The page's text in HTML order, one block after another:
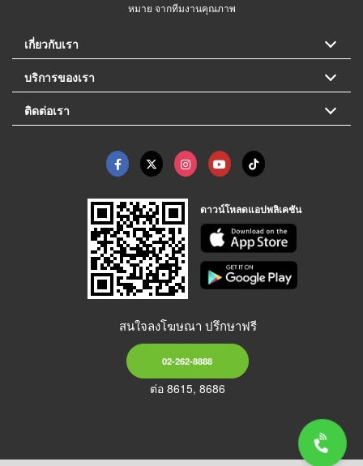
หมาย จากทีมงานคุณภาพ
เกี่ยวกับเรา
บริการของเรา
ติดต่อเรา
ดาวน์โหลดแอปพลิเคชัน
สนใจลงโฆษณา ปรึกษาฟรี
02-262-8888
ต่อ 8615, 8686